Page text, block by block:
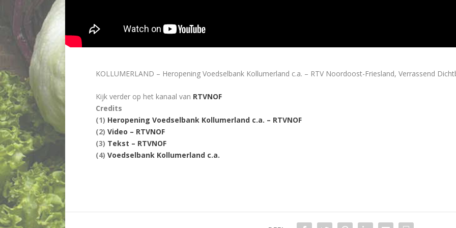
KOLLUMERLAND – Heropening Voedselbank Kollumerland c.a. – RTV Noordoost-Friesland, Verrassend
Kijk verder op het kanaal van RTVNOF
Credits
(1) Heropening Voedselbank Kollumerland c.a. – RTVNOF
(2) Video – RTVNOF
(3) Tekst – RTVNOF
(4) Voedselbank Kollumerland c.a.